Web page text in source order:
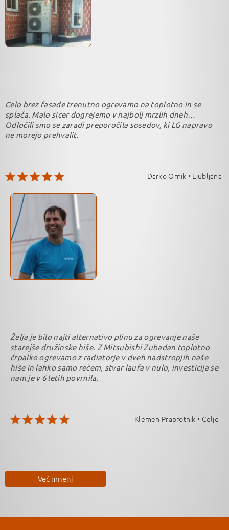
Celo brez fasade trenutno ogrevamo na toplotno in se
splača. Malo sicer dogrejemo v najbolj mrzlih dneh…
Odločili smo se zaradi preporočila sosedov, ki LG napravo
ne morejo prehvalit.
Darko Ornik • Ljubljana
Želja je bilo najti alternativo plinu za ogrevanje naše
starejše družinske hiše. Z Mitsubishi Zubadan toplotno
črpalko ogrevamo z radiatorje v dveh nadstropjih naše
hiše in lahko samo rečem, stvar laufa v nulo, investicija se
nam je v 6 letih povrnila.
Klemen Praprotnik • Celje
Več mnenj